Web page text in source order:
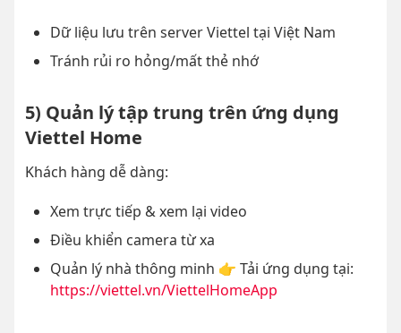
Dữ liệu lưu trên server Viettel tại Việt Nam
Tránh rủi ro hỏng/mất thẻ nhớ
5) Quản lý tập trung trên ứng dụng
Viettel Home
Khách hàng dễ dàng:
Xem trực tiếp & xem lại video
Điều khiển camera từ xa
Quản lý nhà thông minh 👉 Tải ứng dụng tại:
https://viettel.vn/ViettelHomeApp